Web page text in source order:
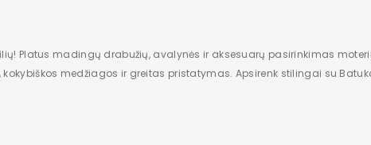
Platus madingų drabužių, avalynės ir aksesuarų pasirinkimas
medžiagos ir greitas pristatymas. Apsirenk stilingai su